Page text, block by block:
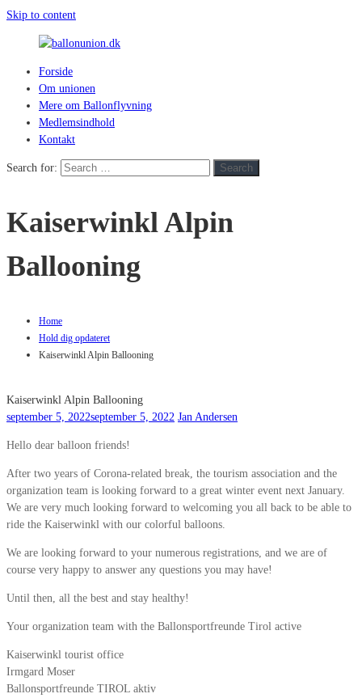
Skip to content
ballonunion.dk
hvad
blæser
Forside
Om unionen
Mere om Ballonflyvning
Medlemsindhold
Kontakt
Search for: Search
Kaiserwinkl Alpin
Ballooning
Home
Hold dig opdateret
Kaiserwinkl Alpin Ballooning
Kaiserwinkl Alpin Ballooning
september 5, 2022september 5, 2022 Jan Andersen
Hello dear balloon friends!
After two years of Corona-related break, the tourism association and the
organization team is looking forward to a great winter event next January.
We are very much looking forward to welcoming you all back to be able to
ride the Kaiserwinkl with our colorful balloons.
We are looking forward to your numerous registrations, and we are of
course very happy to answer any questions you may have!
Until then, all the best and stay healthy!
Your organization team with the Ballonsportfreunde Tirol active
Kaiserwinkl tourist office
Irmgard Moser
Ballonsportfreunde TIROL aktiv